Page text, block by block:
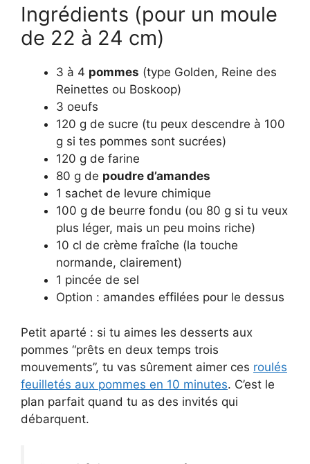
Ingrédients (pour un moule
de 22 à 24 cm)
3 à 4 pommes (type Golden, Reine des
Reinettes ou Boskoop)
3 oeufs
120 g de sucre (tu peux descendre à 100
g si tes pommes sont sucrées)
120 g de farine
80 g de poudre d’amandes
1 sachet de levure chimique
100 g de beurre fondu (ou 80 g si tu veux
plus léger, mais un peu moins riche)
10 cl de crème fraîche (la touche
normande, clairement)
1 pincée de sel
Option : amandes effilées pour le dessus
Petit aparté : si tu aimes les desserts aux
pommes “prêts en deux temps trois
mouvements”, tu vas sûrement aimer ces roulés
feuilletés aux pommes en 10 minutes. C’est le
plan parfait quand tu as des invités qui
débarquent.